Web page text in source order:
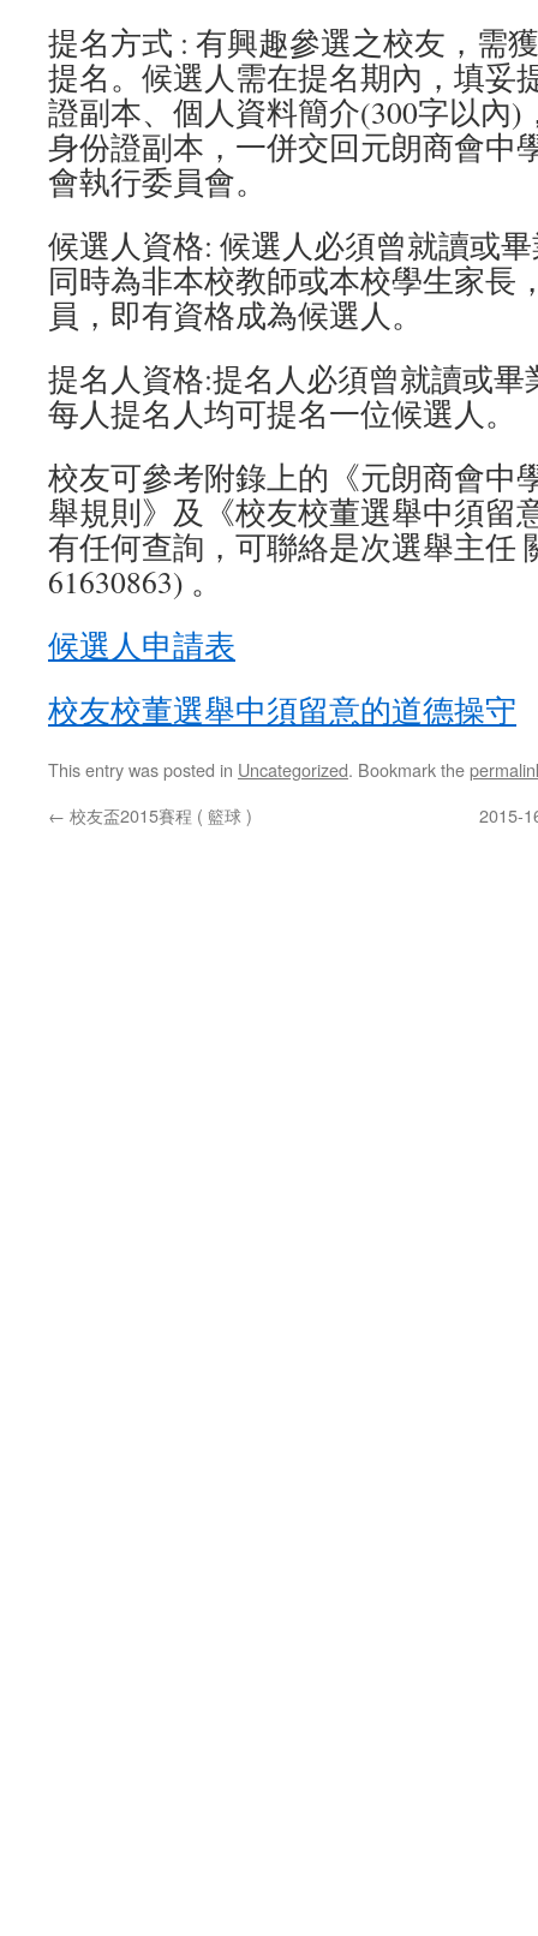
提名方式 : 有興趣參選之校友，需
提名。候選人需在提名期內，填妥
證副本、個人資料簡介(300字以內)
身份證副本，一併交回元朗商會中
會執行委員會。
候選人資格: 候選人必須曾就讀或
同時為非本校教師或本校學生家長
員，即有資格成為候選人。
提名人資格:提名人必須曾就讀或
每人提名人均可提名一位候選人。
校友可參考附錄上的《元朗商會中
舉規則》及《校友校董選舉中須留
有任何查詢，可聯絡是次選舉主任
61630863) 。
候選人申請表
校友校董選舉中須留意的道德操守
This entry was posted in Uncategorized. Bookmark the
← 校友盃2015賽程 ( 籃球 ) 2015-